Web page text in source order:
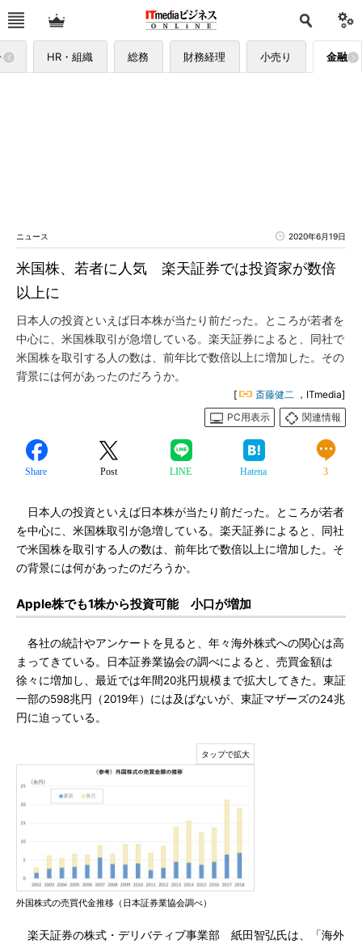
HR・組織 総務 財務経理 小売り 金融
ニュース 2020年6月19日
米国株、若者に人気 楽天証券では投資家が数倍
以上に
日本人の投資といえば日本株が当たり前だった。ところが若者を
中心に、米国株取引が急増している。楽天証券によると、同社で
米国株を取引する人の数は、前年比で数倍以上に増加した。その
背景には何があったのだろうか。
[ 斎藤健二 ，ITmedia]
PC用表示
関連情報
Share Post LINE Hatena 3
日本人の投資といえば日本株が当たり前だった。ところが若者
を中心に、米国株取引が急増している。楽天証券によると、同社
で米国株を取引する人の数は、前年比で数倍以上に増加した。そ
の背景には何があったのだろうか。
Apple株でも1株から投資可能 小口が増加
各社の統計やアンケートを見ると、年々海外株式への関心は高
まってきている。日本証券業協会の調べによると、売買金額は
徐々に増加し、最近では年間20兆円規模まで拡大してきた。東証
一部の598兆円（2019年）には及ばないが、東証マザーズの24兆
円に迫っている。
外国株式の売買代金推移（日本証券業協会調べ）
楽天証券の株式・デリバティブ事業部 紙田智弘氏は、「海外